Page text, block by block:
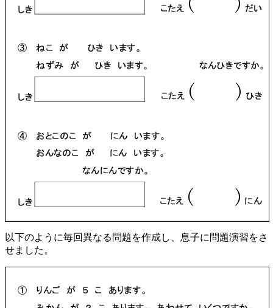
以下のように毎回異なる問題を作成し、息子に問題演習をさ
せました。